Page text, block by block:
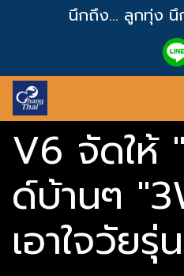
นึกถึง... ลูกทุ่ง นึ
V6 จัดให้
ด์บ้านๆ
เอาใจวัย